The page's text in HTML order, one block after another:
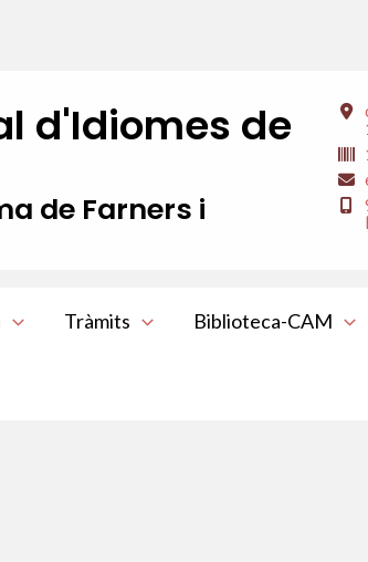
d'Idiomes de
de Farners i
Tràmits Biblioteca-CAM